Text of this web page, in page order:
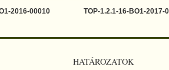
2016-00010 TOP-1.2.1-16-BO1-2017-
HATÁROZATOK